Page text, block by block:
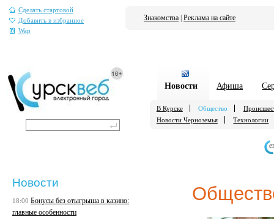
Сделать стартовой
Добавить в избранное
Wap
Знакомства Реклама на сайте
Новости Афиша
В Курске Общество
Новости Черноземья
Технологии
Новости
18:00 Бонусы без отыгрыша в казино:
главные особенности